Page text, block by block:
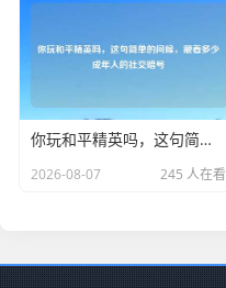
你玩和平精英吗，这句简单的问候，藏着多少成年人的社交暗号
2026-08-07 245 人在看